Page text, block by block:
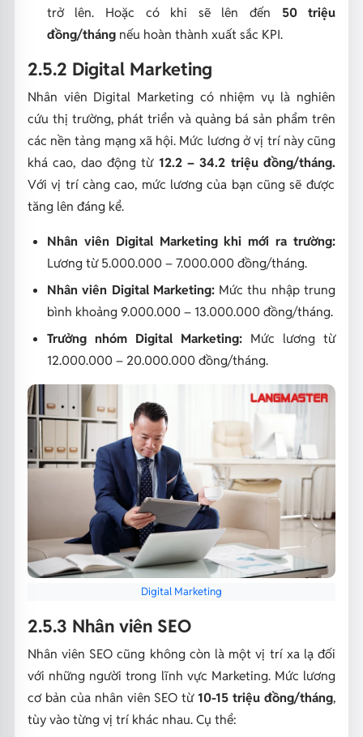
trở lên. Hoặc có khi sẽ lên đến 50 triệu
đồng/tháng nếu hoàn thành xuất sắc KPI.
2.5.2 Digital Marketing
Nhân viên Digital Marketing có nhiệm vụ là nghiên
cứu thị trường, phát triển và quảng bá sản phẩm trên
các nền tảng mạng xã hội. Mức lương ở vị trí này cũng
khá cao, dao động từ 12.2 – 34.2 triệu đồng/tháng.
Với vị trí càng cao, mức lương của bạn cũng sẽ được
tăng lên đáng kể.
Nhân viên Digital Marketing khi mới ra trường:
Lương từ 5.000.000 – 7.000.000 đồng/tháng.
Nhân viên Digital Marketing:Mức thu nhập trung
bình khoảng 9.000.000 – 13.000.000 đồng/tháng.
Trưởng nhóm Digital Marketing: Mức lương từ
12.000.000 – 20.000.000 đồng/tháng.
Digital Marketing
2.5.3 Nhân viên SEO
Nhân viên SEO cũng không còn là một vị trí xa lạ đối
với những người trong lĩnh vực Marketing. Mức lương
cơ bản của nhân viên SEO từ 10-15 triệu đồng/tháng,
tùy vào từng vị trí khác nhau. Cụ thể: